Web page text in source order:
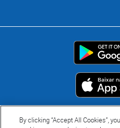
By clicking “Accept All Cookies”,